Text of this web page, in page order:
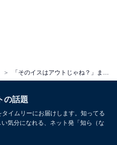
の話題
イムリーにお届けします。知ってる
気分になれる、ネット発「知ら（な